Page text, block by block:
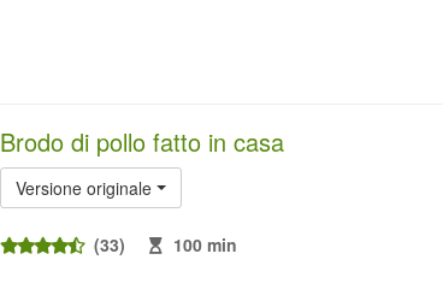
Brodo di pollo fatto in casa
Versione originale
(33) 100 min